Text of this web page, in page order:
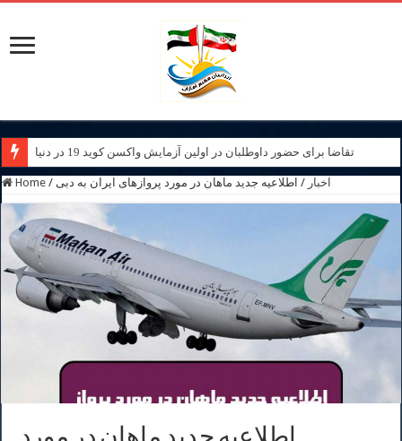
تقاضا برای حضور داوطلبان در اولین آزمایش واکسن کوید 19 در دنیا
Home / اخبار / اطلاعیه جدید ماهان در مورد پروازهای ایران به دبی